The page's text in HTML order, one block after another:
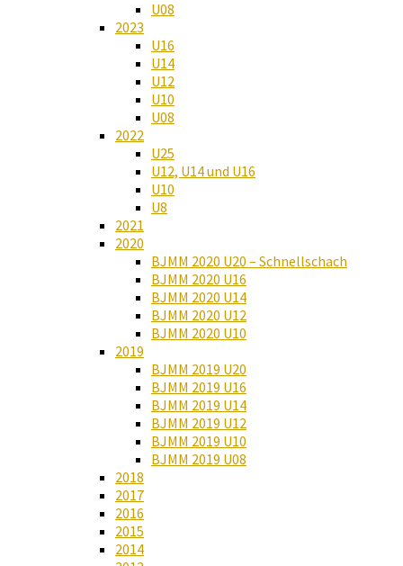
U08
2023
U16
U14
U12
U10
U08
2022
U25
U12, U14 und U16
U10
U8
2021
2020
BJMM 2020 U20 – Schnellschach
BJMM 2020 U16
BJMM 2020 U14
BJMM 2020 U12
BJMM 2020 U10
2019
BJMM 2019 U20
BJMM 2019 U16
BJMM 2019 U14
BJMM 2019 U12
BJMM 2019 U10
BJMM 2019 U08
2018
2017
2016
2015
2014